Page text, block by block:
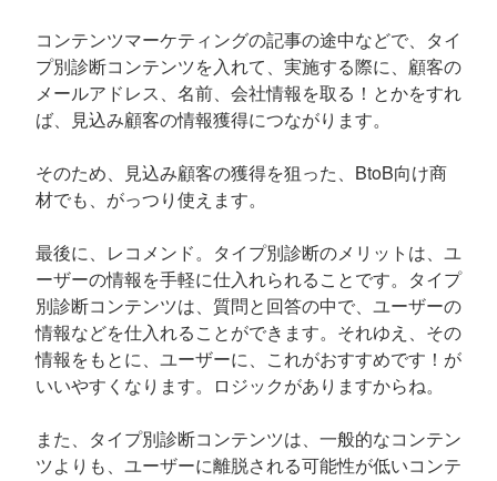
コンテンツマーケティングの記事の途中などで、タイ
プ別診断コンテンツを入れて、実施する際に、顧客の
メールアドレス、名前、会社情報を取る！とかをすれ
ば、見込み顧客の情報獲得につながります。
そのため、見込み顧客の獲得を狙った、BtoB向け商
材でも、がっつり使えます。
最後に、レコメンド。タイプ別診断のメリットは、ユ
ーザーの情報を手軽に仕入れられることです。タイプ
別診断コンテンツは、質問と回答の中で、ユーザーの
情報などを仕入れることができます。それゆえ、その
情報をもとに、ユーザーに、これがおすすめです！が
いいやすくなります。ロジックがありますからね。
また、タイプ別診断コンテンツは、一般的なコンテン
ツよりも、ユーザーに離脱される可能性が低いコンテ